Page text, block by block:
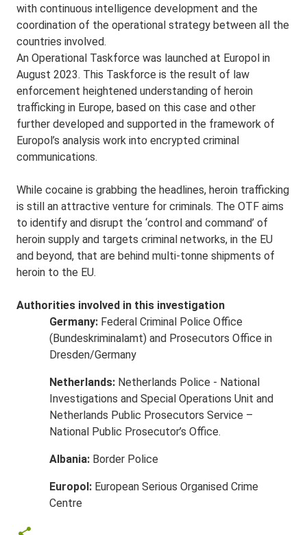
with continuous intelligence development and the
coordination of the operational strategy between all the
countries involved.
An Operational Taskforce was launched at Europol in
August 2023. This Taskforce is the result of law
enforcement heightened understanding of heroin
trafficking in Europe, based on this case and other
further developed and supported in the framework of
Europol’s analysis work into encrypted criminal
communications.
While cocaine is grabbing the headlines, heroin trafficking
is still an attractive venture for criminals. The OTF aims
to identify and disrupt the ‘control and command’ of
heroin supply and targets criminal networks, in the EU
and beyond, that are behind multi-tonne shipments of
heroin to the EU.
Authorities involved in this investigation
Germany: Federal Criminal Police Office
(Bundeskriminalamt) and Prosecutors Office in
Dresden/Germany
Netherlands: Netherlands Police - National
Investigations and Special Operations Unit and
Netherlands Public Prosecutors Service –
National Public Prosecutor’s Office.
Albania: Border Police
Europol: European Serious Organised Crime
Centre